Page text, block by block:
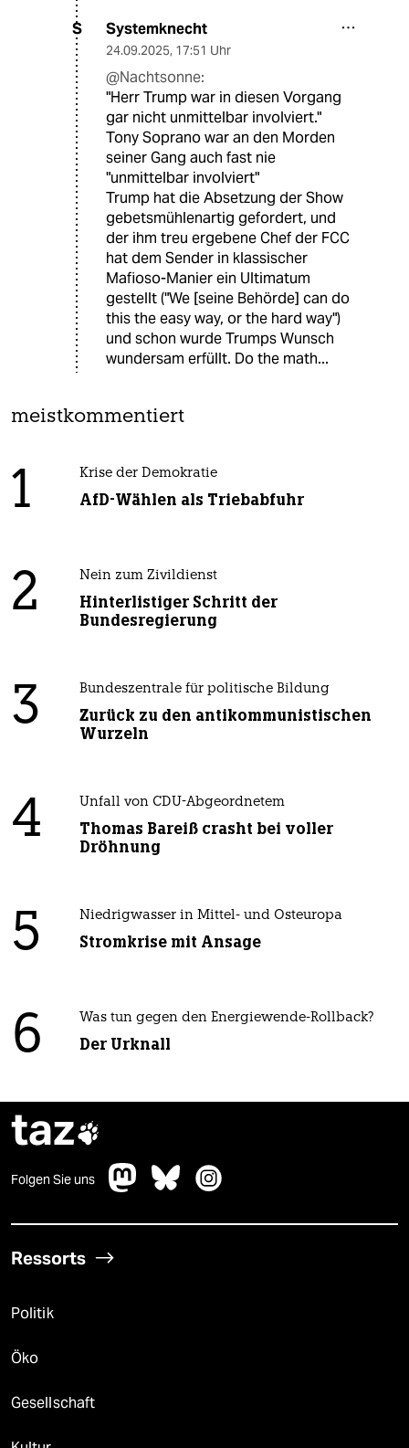
S Systemknecht
24.09.2025, 17:51 Uhr
@Nachtsonne:
"Herr Trump war in diesen Vorgang
gar nicht unmittelbar involviert."
Tony Soprano war an den Morden
seiner Gang auch fast nie
"unmittelbar involviert"
Trump hat die Absetzung der Show
gebetsmühlenartig gefordert, und
der ihm treu ergebene Chef der FCC
hat dem Sender in klassischer
Mafioso-Manier ein Ultimatum
gestellt ("We [seine Behörde] can do
this the easy way, or the hard way")
und schon wurde Trumps Wunsch
wundersam erfüllt. Do the math...
meistkommentiert
1 Krise der Demokratie
AfD-Wählen als Triebabfuhr
2 Nein zum Zivildienst
Hinterlistiger Schritt der
Bundesregierung
3 Bundeszentrale für politische Bildung
Zurück zu den antikommunistischen
Wurzeln
4 Unfall von CDU-Abgeordnetem
Thomas Bareiß crasht bei voller
Dröhnung
5 Niedrigwasser in Mittel- und Osteuropa
Stromkrise mit Ansage
6 Was tun gegen den Energiewende-Rollback?
Der Urknall
taz
Folgen Sie uns
Ressorts
Politik
Öko
Gesellschaft